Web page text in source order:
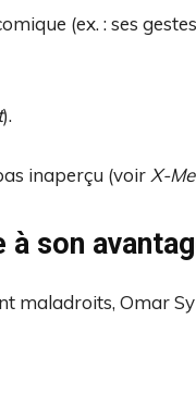
(ex. : ses
).
inaperçu (voir X-
son
maladroits, Omar